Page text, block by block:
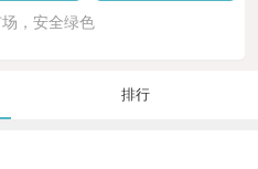
，安全绿色
排行